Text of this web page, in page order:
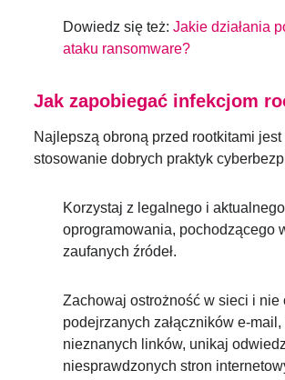
Dowiedz się też:Jakie działania
ataku ransomware?
Jak zapobiegać infekcjom
Najlepszą obroną przed rootkitami
stosowanie dobrych praktyk
Korzystaj z legalnego i aktualnego
oprogramowania, pochodzącego
zaufanych źródeł.
Zachowaj ostrożność w sieci i nie
podejrzanych załączników e-
nieznanych linków, unikaj
niesprawdzonych stron